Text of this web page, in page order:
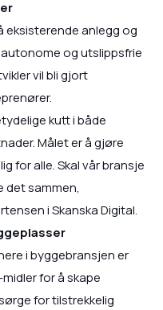
eksisterende anlegg og
og utslippsfrie
vil bli gjort
kutt i både
Målet er å gjøre
for alle. Skal vår bransje
det sammen,
i Skanska Digital.
i byggebransjen er
for å skape
for tilstrekkelig